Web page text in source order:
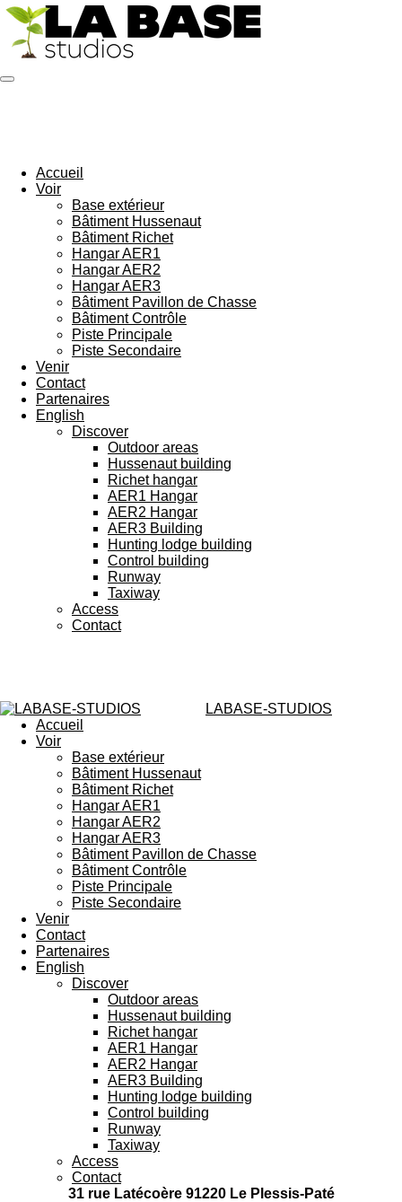
Passer
contenu
Accueil
Voir
Base extérieur
Bâtiment Hussenaut
Bâtiment Richet
Hangar AER1
Hangar AER2
Hangar AER3
Bâtiment Pavillon de Chasse
Bâtiment Contrôle
Piste Principale
Piste Secondaire
Venir
Contact
Partenaires
English
Discover
Outdoor areas
Hussenaut building
Richet hangar
AER1 Hangar
AER2 Hangar
AER3 Building
Hunting lodge building
Control building
Runway
Taxiway
Access
Contact
LABASE-STUDIOS
Accueil
Voir
Base extérieur
Bâtiment Hussenaut
Bâtiment Richet
Hangar AER1
Hangar AER2
Hangar AER3
Bâtiment Pavillon de Chasse
Bâtiment Contrôle
Piste Principale
Piste Secondaire
Venir
Contact
Partenaires
English
Discover
Outdoor areas
Hussenaut building
Richet hangar
AER1 Hangar
AER2 Hangar
AER3 Building
Hunting lodge building
Control building
Runway
Taxiway
Access
Contact
31 rue Latécoère 91220 Le Plessis-Paté